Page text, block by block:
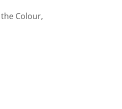
Colour,